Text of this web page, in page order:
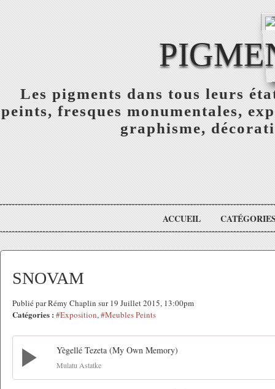
Les pigments dans tous leurs
peints, fresques monumentales,
graphisme,
ACCUEIL
SNOVAM
Publié par Rémy Chaplin sur 19 Juillet 2015, 13:00pm
Catégories : #Exposition,#Meubles Peints
Yègellé Tezeta (My Own Memory)
Mulatu Astatke